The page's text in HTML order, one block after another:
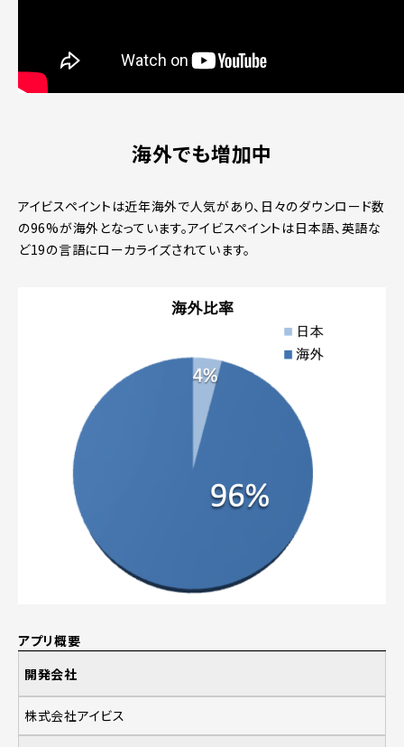
海外でも増加中
アイビスペイントは近年海外で人気があり、日々のダウンロード数
の96%が海外となっています。アイビスペイントは日本語、英語な
ど19の言語にローカライズされています。
アプリ概要
開発会社
株式会社アイビス